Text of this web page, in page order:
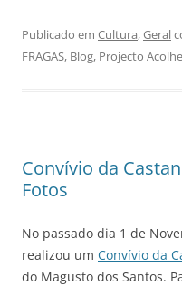
Publicado em Cultura,Geral
FRAGAS, Blog, Projecto
Convívio da
Fotos
No passado dia 1 de
realizou um Convívio da
do Magusto dos Santos.